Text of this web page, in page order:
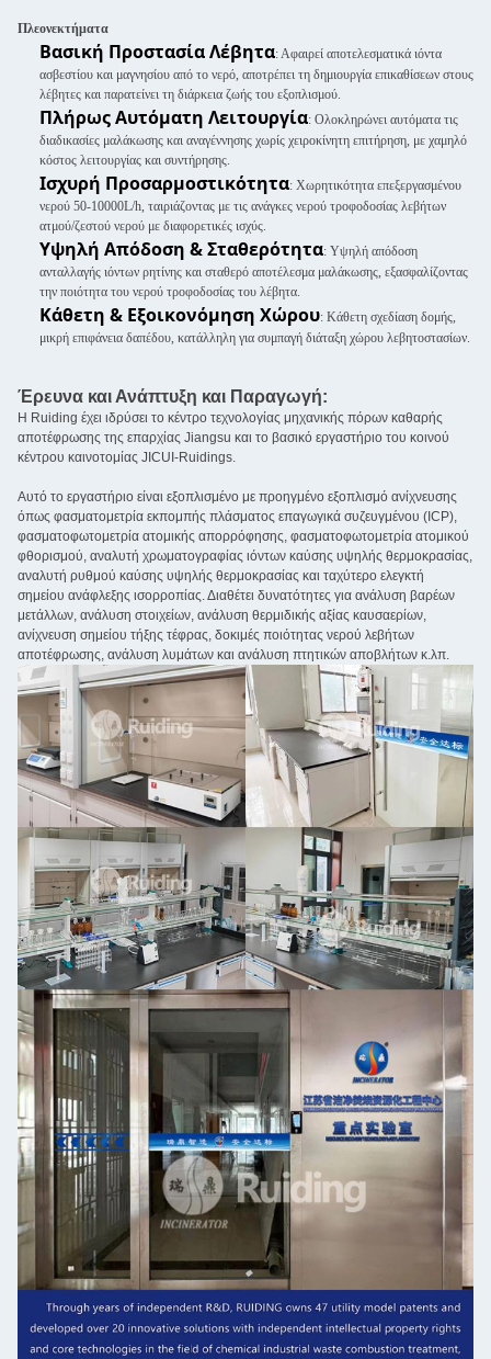
Πλεονεκτήματα
Βασική Προστασία Λέβητα: Αφαιρεί αποτελεσματικά ιόντα
ασβεστίου και μαγνησίου από το νερό, αποτρέπει τη δημιουργία επικαθίσεων στους
λέβητες και παρατείνει τη διάρκεια ζωής του εξοπλισμού.
Πλήρως Αυτόματη Λειτουργία: Ολοκληρώνει αυτόματα τις
διαδικασίες μαλάκωσης και αναγέννησης χωρίς χειροκίνητη επιτήρηση, με χαμηλό
κόστος λειτουργίας και συντήρησης.
Ισχυρή Προσαρμοστικότητα: Χωρητικότητα επεξεργασμένου
νερού 50-10000L/h, ταιριάζοντας με τις ανάγκες νερού τροφοδοσίας λεβήτων
ατμού/ζεστού νερού με διαφορετικές ισχύς.
Υψηλή Απόδοση & Σταθερότητα: Υψηλή απόδοση
ανταλλαγής ιόντων ρητίνης και σταθερό αποτέλεσμα μαλάκωσης, εξασφαλίζοντας
την ποιότητα του νερού τροφοδοσίας του λέβητα.
Κάθετη & Εξοικονόμηση Χώρου: Κάθετη σχεδίαση δομής,
μικρή επιφάνεια δαπέδου, κατάλληλη για συμπαγή διάταξη χώρου λεβητοστασίων.
Έρευνα και Ανάπτυξη και Παραγωγή:
Η Ruiding έχει ιδρύσει το κέντρο τεχνολογίας μηχανικής πόρων καθαρής
αποτέφρωσης της επαρχίας Jiangsu και το βασικό εργαστήριο του κοινού
κέντρου καινοτομίας JICUI-Ruidings.
Αυτό το εργαστήριο είναι εξοπλισμένο με προηγμένο εξοπλισμό ανίχνευσης
όπως φασματομετρία εκπομπής πλάσματος επαγωγικά συζευγμένου (ICP),
φασματοφωτομετρία ατομικής απορρόφησης, φασματοφωτομετρία ατομικού
φθορισμού, αναλυτή χρωματογραφίας ιόντων καύσης υψηλής θερμοκρασίας,
αναλυτή ρυθμού καύσης υψηλής θερμοκρασίας και ταχύτερο ελεγκτή
σημείου ανάφλεξης ισορροπίας. Διαθέτει δυνατότητες για ανάλυση βαρέων
μετάλλων, ανάλυση στοιχείων, ανάλυση θερμιδικής αξίας καυσαερίων,
ανίχνευση σημείου τήξης τέφρας, δοκιμές ποιότητας νερού λεβήτων
αποτέφρωσης, ανάλυση λυμάτων και ανάλυση πτητικών αποβλήτων κ.λπ.